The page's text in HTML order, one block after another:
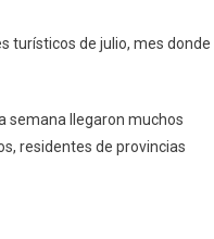
turísticos de julio, mes donde
semana llegaron muchos
residentes de provincias